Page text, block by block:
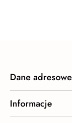
Dane adresowe
Informacje